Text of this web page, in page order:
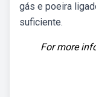
gás e poeira
suficiente.
For more